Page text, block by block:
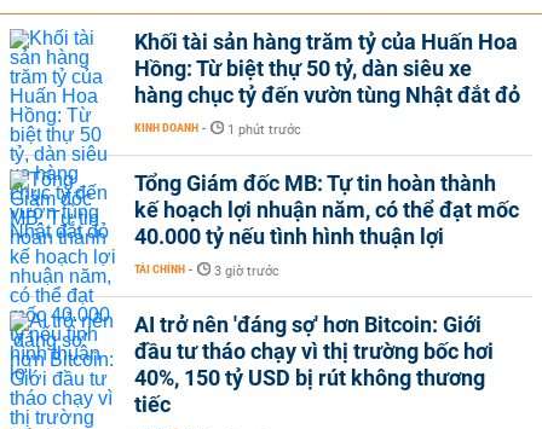
Khối tài sản hàng trăm tỷ của Huấn Hoa
Hồng: Từ biệt thự 50 tỷ, dàn siêu xe
hàng chục tỷ đến vườn tùng Nhật đắt đỏ
KINH DOANH - 1 phút trước
Tổng Giám đốc MB: Tự tin hoàn thành
kế hoạch lợi nhuận năm, có thể đạt mốc
40.000 tỷ nếu tình hình thuận lợi
TÀI CHÍNH - 3 giờ trước
AI trở nên 'đáng sợ' hơn Bitcoin: Giới
đầu tư tháo chạy vì thị trường bốc hơi
40%, 150 tỷ USD bị rút không thương
tiếc